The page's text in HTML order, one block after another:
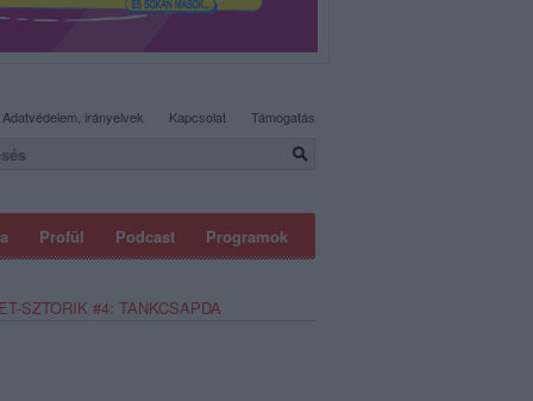
Profül Podcast Programok
Adatvédelem, irányelvek Kapcsolat Támogatás
SZTORIK #4: TANKCSAPDA